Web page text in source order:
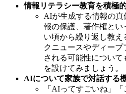
情報リテラシー教育を積極
AIが生成する情報の
報の保護、著作権とい
い頃から繰り返し教え
クニュースやディー
される可能性につい
を設けてみましょう。
AIについて家族で対話する
「AIってすごいね」